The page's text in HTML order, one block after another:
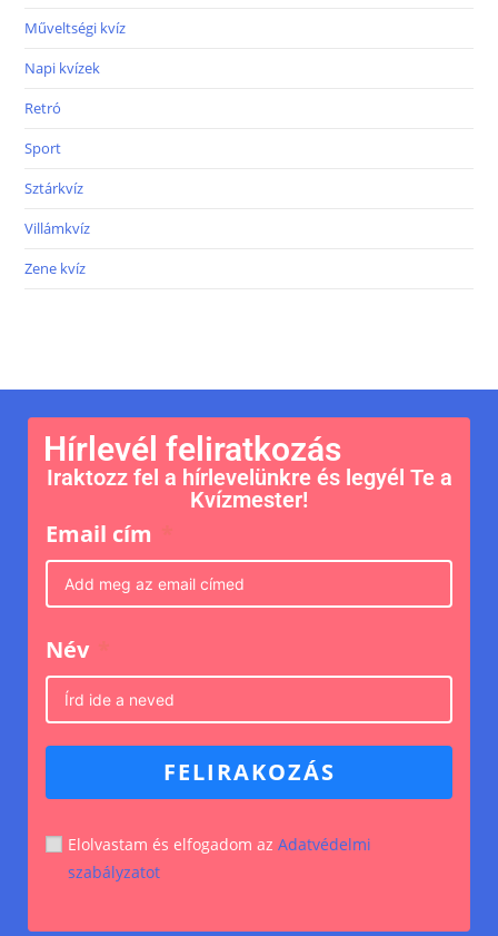
Műveltségi kvíz
Napi kvízek
Retró
Sport
Sztárkvíz
Villámkvíz
Zene kvíz
Hírlevél feliratkozás
Iraktozz fel a hírlevelünkre és legyél Te a
Kvízmester!
Email cím
Név
FELIRAKOZÁS
Elolvastam és elfogadom az Adatvédelmi
szabályzatot